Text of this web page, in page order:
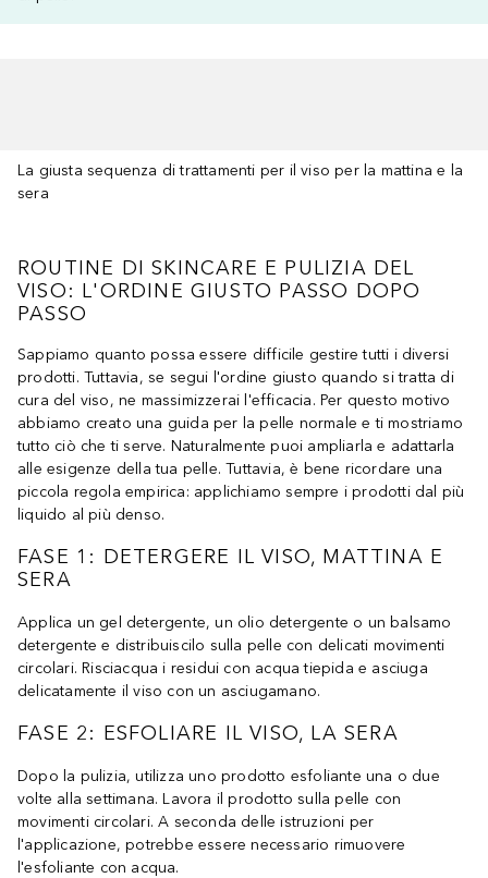
La giusta sequenza di trattamenti per il viso per la mattina e la
sera
ROUTINE DI SKINCARE E PULIZIA DEL
VISO: L'ORDINE GIUSTO PASSO DOPO
PASSO
Sappiamo quanto possa essere difficile gestire tutti i diversi
prodotti. Tuttavia, se segui l'ordine giusto quando si tratta di
cura del viso, ne massimizzerai l'efficacia. Per questo motivo
abbiamo creato una guida per la pelle normale e ti mostriamo
tutto ciò che ti serve. Naturalmente puoi ampliarla e adattarla
alle esigenze della tua pelle. Tuttavia, è bene ricordare una
piccola regola empirica: applichiamo sempre i prodotti dal più
liquido al più denso.
FASE 1: DETERGERE IL VISO, MATTINA E
SERA
Applica un gel detergente, un olio detergente o un balsamo
detergente e distribuiscilo sulla pelle con delicati movimenti
circolari. Risciacqua i residui con acqua tiepida e asciuga
delicatamente il viso con un asciugamano.
FASE 2: ESFOLIARE IL VISO, LA SERA
Dopo la pulizia, utilizza uno prodotto esfoliante una o due
volte alla settimana. Lavora il prodotto sulla pelle con
movimenti circolari. A seconda delle istruzioni per
l'applicazione, potrebbe essere necessario rimuovere
l'esfoliante con acqua.